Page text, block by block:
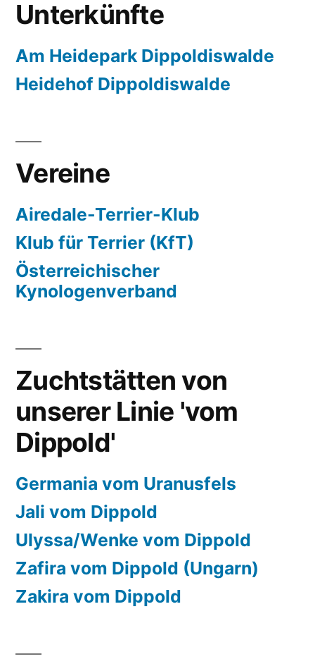
Unterkünfte
Am Heidepark Dippoldiswalde
Heidehof Dippoldiswalde
Vereine
Airedale-Terrier-Klub
Klub für Terrier (KfT)
Österreichischer
Kynologenverband
Zuchtstätten von
unserer Linie 'vom
Dippold'
Germania vom Uranusfels
Jali vom Dippold
Ulyssa/Wenke vom Dippold
Zafira vom Dippold (Ungarn)
Zakira vom Dippold